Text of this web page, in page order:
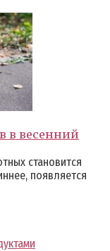
в весенний
становится
появляется